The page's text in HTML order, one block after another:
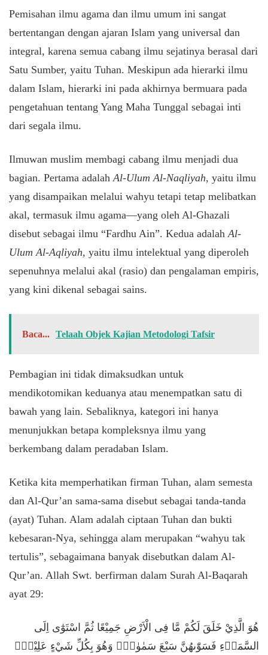
​Pemisahan ilmu agama dan ilmu umum ini sangat
bertentangan dengan ajaran Islam yang universal dan
integral, karena semua cabang ilmu sejatinya berasal dari
Satu Sumber, yaitu Tuhan. Meskipun ada hierarki ilmu
dalam Islam, hierarki ini pada akhirnya bermuara pada
pengetahuan tentang Yang Maha Tunggal sebagai inti
dari segala ilmu.
​Ilmuwan muslim membagi cabang ilmu menjadi dua
bagian. Pertama adalahAl-Ulum Al-Naqliyah, yaitu ilmu
yang disampaikan melalui wahyu tetapi tetap melibatkan
akal, termasuk ilmu agama—yang oleh Al-Ghazali
disebut sebagai ilmu “Fardhu Ain”. Kedua adalahAl-
Ulum Al-Aqliyah, yaitu ilmu intelektual yang diperoleh
sepenuhnya melalui akal (rasio) dan pengalaman empiris,
yang kini dikenal sebagai sains.
Baca... Telaah Objek Kajian Metodologi Tafsir
​Pembagian ini tidak dimaksudkan untuk
mendikotomikan keduanya atau menempatkan satu di
bawah yang lain. Sebaliknya, kategori ini hanya
menunjukkan betapa kompleksnya ilmu yang
berkembang dalam peradaban Islam.
​Ketika kita memperhatikan firman Tuhan, alam semesta
dan Al-Qur’an sama-sama disebut sebagai tanda-tanda
(ayat) Tuhan. Alam adalah ciptaan Tuhan dan bukti
kebesaran-Nya, sehingga alam merupakan “wahyu tak
tertulis”, sebagaimana banyak disebutkan dalam Al-
Qur’an. Allah Swt. berfirman dalam Surah Al-Baqarah
ayat 29:
​هُوَ الَّذِيْ خَلَقَ لَكُمْ مَّا فِى الْاَرْضِ جَمِيْعًا ثُمَّ اسْتَوٰٓى اِلَى
السَّمَاۤءِ فَسَوّٰىهُنَّ سَبْعَ سَمٰوٰتٍۗ وَهُوَ بِكُلِّ شَيْءٍ عَلِيْمٌࣖ